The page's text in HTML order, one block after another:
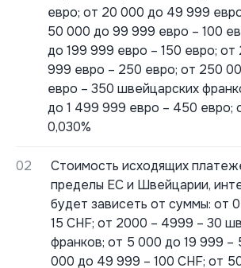
евро; от 20 000 до 49 999
50 000 до 99 999 евро – 100
до 199 999 евро – 150 евро;
999 евро – 250 евро; от 250
евро – 350 швейцарских
до 1 499 999 евро – 450 евро;
0,030%
02
Стоимость исходящих
пределы ЕС и Швейцарии,
будет зависеть от суммы: от
15 CHF; от 2000 – 4999 – 30
франков; от 5 000 до 19 999 –
000 до 49 999 – 100 CHF; от